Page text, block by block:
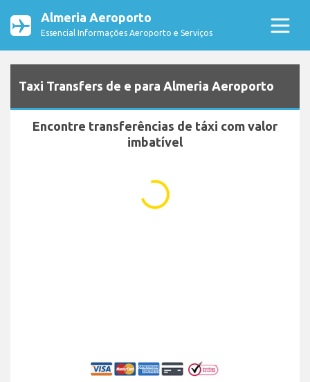
Almeria Aeroporto
Essencial Informações Aeroporto e Serviços
Taxi Transfers de e para Almeria Aeroporto
Encontre transferências de táxi com valor
imbatível